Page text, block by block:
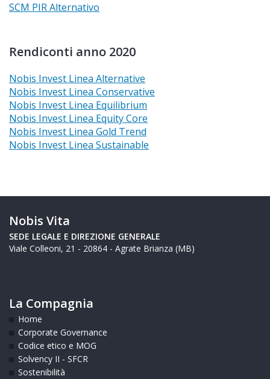
SCM PIR Alternativo
Rendiconti anno 2020
Nobis Invest Linea Alternative
Nobis Invest Linea Conservative
Nobis Invest Linea Equilibrium
Nobis Invest Linea Equity Core
Nobis Invest Linea Gold Trend
Nobis Invest Linea Sustainable
Nobis Vita
SEDE LEGALE E DIREZIONE GENERALE
Viale Colleoni, 21 - 20864 - Agrate Brianza (MB)
La Compagnia
Home
Corporate Governance
Codice etico e MOG
Solvency II - SFCR
Sostenibilità